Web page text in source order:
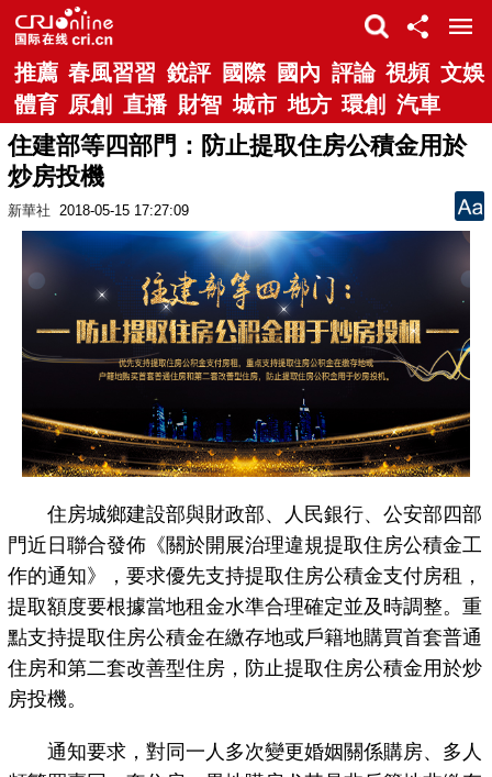
推薦 春風習習 銳評 國際 國內 評論 視頻 文娛
體育 原創 直播 財智 城市 地方 環創 汽車
住建部等四部門：防止提取住房公積金用於
炒房投機
新華社 2018-05-15 17:27:09
住房城鄉建設部與財政部、人民銀行、公安部四部
門近日聯合發佈《關於開展治理違規提取住房公積金工
作的通知》，要求優先支持提取住房公積金支付房租，
提取額度要根據當地租金水準合理確定並及時調整。重
點支持提取住房公積金在繳存地或戶籍地購買首套普通
住房和第二套改善型住房，防止提取住房公積金用於炒
房投機。
通知要求，對同一人多次變更婚姻關係購房、多人